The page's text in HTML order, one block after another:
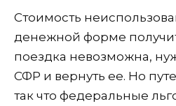
Стоимость
денежной форме
поездка невозможна,
СФР и вернуть ее. Но
так что федеральные